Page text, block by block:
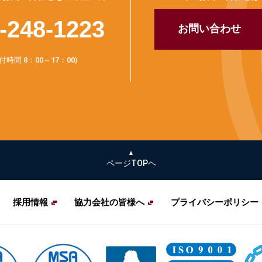
248-1223
時間 8：00～17：00)
お問い合わせ
ページTOPヘ
採用情報 協力会社の皆様へ プライバシーポリシー